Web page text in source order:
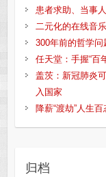
患者求助、当事
二元化的在线音
300年前的哲学问
任天堂：手握“百
盖茨：新冠肺炎
入国家
降薪“渡劫”人生
归档